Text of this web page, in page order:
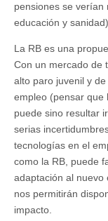
pensiones se verían
educación y
La RB es una
Con un mercado de
alto paro juvenil y
empleo (pensar que
puede sino resultar
serias
tecnologías en el
como la RB, puede
adaptación al nuevo
nos permitirán
impacto.